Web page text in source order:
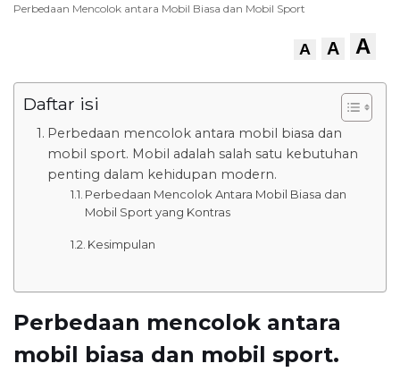
Perbedaan Mencolok antara Mobil Biasa dan Mobil Sport
A A A
Daftar isi
Perbedaan mencolok antara mobil biasa dan
mobil sport. Mobil adalah salah satu kebutuhan
penting dalam kehidupan modern.
Perbedaan Mencolok Antara Mobil Biasa dan
Mobil Sport yang Kontras
Kesimpulan
Perbedaan mencolok antara
mobil biasa dan mobil sport.